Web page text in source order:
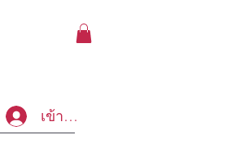
เข้าสู่ระบบ